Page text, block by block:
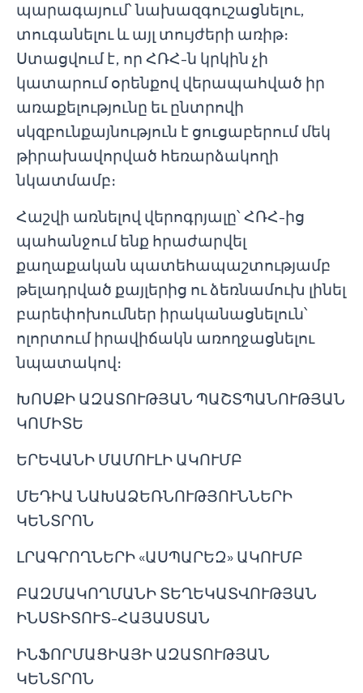
պարագայում՝ նախազգուշացնելու,
տուգանելու և այլ տույժերի առիթ։
Ստացվում է, որ ՀՌՀ-ն կրկին չի
կատարում օրենքով վերապահված իր
առաքելությունը եւ ընտրովի
սկզբունքայնություն է ցուցաբերում մեկ
թիրախավորված հեռարձակողի
նկատմամբ։
Հաշվի առնելով վերոգրյալը՝ ՀՌՀ-ից
պահանջում ենք հրաժարվել
քաղաքական պատեհապաշտությամբ
թելադրված քայլերից ու ձեռնամուխ լինել
բարեփոխումներ իրականացնելուն՝
ոլորտում իրավիճակն առողջացնելու
նպատակով։
ԽՈՍՔԻ ԱԶԱՏՈՒԹՅԱՆ ՊԱՇՏՊԱՆՈՒԹՅԱՆ
ԿՈՄԻՏԵ
ԵՐԵՎԱՆԻ ՄԱՄՈՒԼԻ ԱԿՈՒՄԲ
ՄԵԴԻԱ ՆԱԽԱՁԵՌՆՈՒԹՅՈՒՆՆԵՐԻ
ԿԵՆՏՐՈՆ
ԼՐԱԳՐՈՂՆԵՐԻ «ԱՍՊԱՐԵԶ» ԱԿՈՒՄԲ
ԲԱԶՄԱԿՈՂՄԱՆԻ ՏԵՂԵԿԱՏՎՈՒԹՅԱՆ
ԻՆՍՏԻՏՈՒՏ-ՀԱՅԱՍՏԱՆ
ԻՆՖՈՐՄԱՑԻԱՅԻ ԱԶԱՏՈՒԹՅԱՆ
ԿԵՆՏՐՈՆ